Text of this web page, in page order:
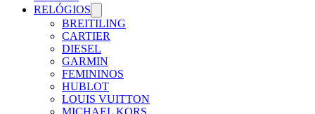
RELÓGIOS
BREITILING
CARTIER
DIESEL
GARMIN
FEMININOS
HUBLOT
LOUIS VUITTON
MICHAEL KORS